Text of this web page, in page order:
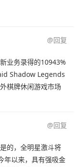
@回复
业务录得的10943%
Shadow Legends
棋牌休闲游戏市场
@回复
的，全明星激斗将
年以来，具有强吸金